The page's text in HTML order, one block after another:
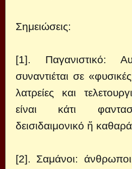
Σημειώσεις:
[1]. Παγανιστικό:
συναντιέται σε
λατρείες και
είναι κάτι
δεισιδαιμονικό ἤ
[2]. Σαμάνοι: